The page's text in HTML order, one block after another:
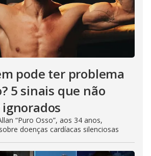
pode ter problema
5 sinais que não
“Puro Osso”, aos 34 anos,
doenças cardíacas silenciosas